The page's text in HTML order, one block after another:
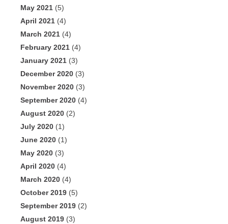
May 2021 (5)
April 2021 (4)
March 2021 (4)
February 2021 (4)
January 2021 (3)
December 2020 (3)
November 2020 (3)
September 2020 (4)
August 2020 (2)
July 2020 (1)
June 2020 (1)
May 2020 (3)
April 2020 (4)
March 2020 (4)
October 2019 (5)
September 2019 (2)
August 2019 (3)